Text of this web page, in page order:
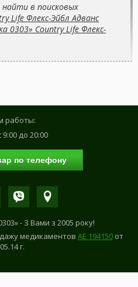
в поисковых
Life Флекс-Эйбл Адванс
0303» Country Life Флекс-
работы:
9:00 до 20:00
по телефону
- З Вами з 2005 року!
медикаментов АE 194150от
г.